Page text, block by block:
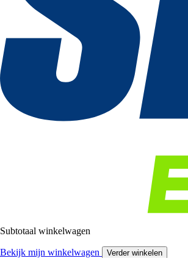
Subtotaal winkelwagen
Bekijk mijn winkelwagen Verder winkelen